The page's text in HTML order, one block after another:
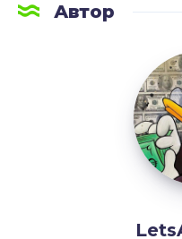
Автор